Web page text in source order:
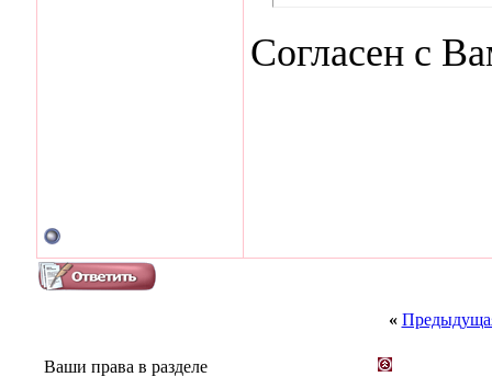
Согласен с
«
Ваши права в разделе